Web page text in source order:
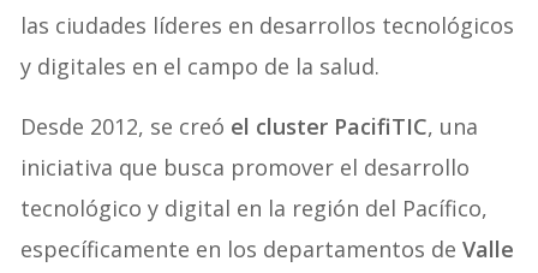
las ciudades líderes en desarrollos tecnológicos
y digitales en el campo de la salud.
Desde 2012, se creó el cluster PacifiTIC, una
iniciativa que busca promover el desarrollo
tecnológico y digital en la región del Pacífico,
específicamente en los departamentos deValle